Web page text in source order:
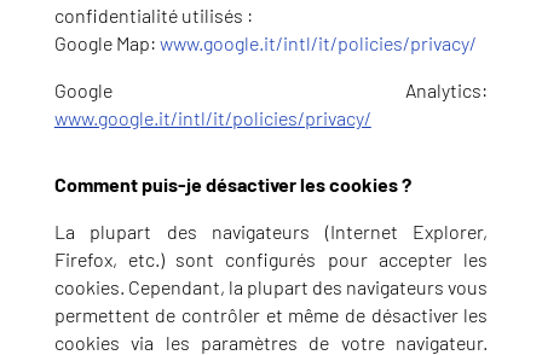
confidentialité utilisés :
Google Map: www.google.it/intl/it/policies/privacy/
Google Analytics:
www.google.it/intl/it/policies/privacy/
Comment puis-je désactiver les cookies ?
La plupart des navigateurs (Internet Explorer,
Firefox, etc.) sont configurés pour accepter les
cookies. Cependant, la plupart des navigateurs vous
permettent de contrôler et même de désactiver les
cookies via les paramètres de votre navigateur.